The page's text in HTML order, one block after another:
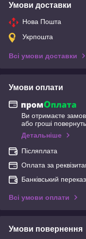
Умови доставки
Нова Пошта
Укрпошта
Всі умови доставки
Умови оплати
Ви отримаєте
або гроші
Детальніше
Післяплата
Оплата за
Банківський переказ
Всі умови оплати
Умови повернення